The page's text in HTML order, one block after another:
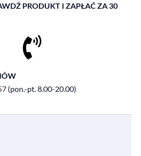
PRODUKT I ZAPŁAĆ ZA 30
(pon.-pt. 8.00-20.00)